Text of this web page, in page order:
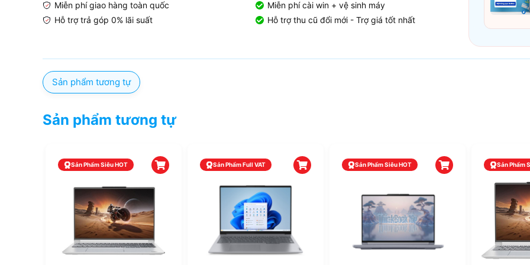
Miễn phí giao hàng toàn quốc
Hỗ trợ trả góp 0% lãi suất
Miễn phí cài win + vệ sinh máy
Hỗ trợ thu cũ đổi mới - Trợ giá tốt nhất
Sản phẩm tương tự
Sản phẩm tương tự
Sản Phẩm Siêu HOT Sản Phẩm Full VAT Sản Phẩm Siêu HOT Sản Phẩm Siêu HOT